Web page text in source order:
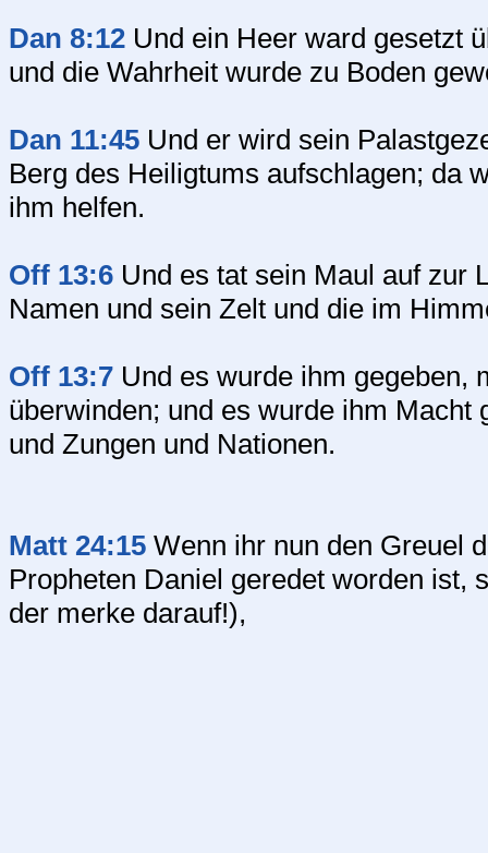
Dan 8:12 Und ein Heer ward gesetzt
und die Wahrheit wurde zu Boden
Dan 11:45 Und er wird sein
Berg des Heiligtums aufschlagen; da
ihm helfen.
Off 13:6 Und es tat sein Maul auf zur
Namen und sein Zelt und die im
Off 13:7 Und es wurde ihm gegeben,
überwinden; und es wurde ihm
und Zungen und Nationen.
Matt 24:15 Wenn ihr nun den Greuel
Propheten Daniel geredet worden ist,
der merke darauf!),